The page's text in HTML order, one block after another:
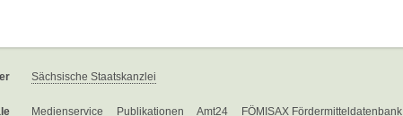
Sächsische Staatskanzlei
Medienservice Publikationen Amt24 FÖMISAX Fördermitteldatenbank